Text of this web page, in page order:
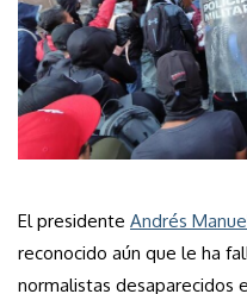
El presidente Andrés
reconocido aún que le ha
normalistas desaparecidos